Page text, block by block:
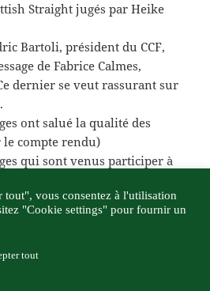
Straight jugés par Heike
Bartoli, président du CCF,
de Fabrice Calmes,
dernier se veut rassurant sur
ont salué la qualité des
le compte rendu)
qui sont venus participer à
qui ont bien voulu remplir le
sur les Fold qui nous
tout", vous consentez à l'utilisation
"Cookie settings" pour fournir un
tout